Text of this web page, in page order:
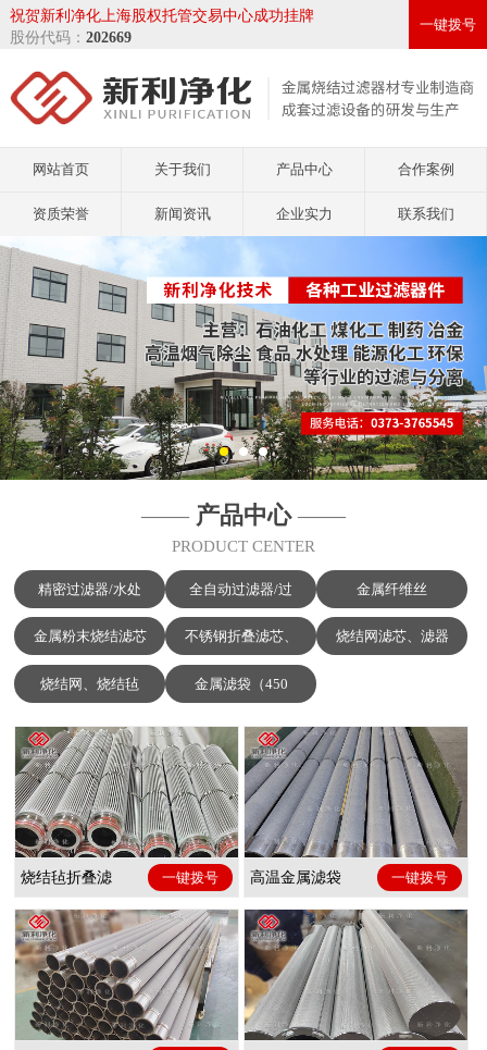
祝贺新利净化上海股权托管交易中心成功挂牌
股份代码： 202669
一键拨号
网站首页 关于我们 产品中心 合作案例
资质荣誉 新闻资讯 企业实力 联系我们
—— 产品中心——
PRODUCT CENTER
精密过滤器/水处 全自动过滤器/过 金属纤维丝
金属粉末烧结滤芯 不锈钢折叠滤芯、 烧结网滤芯、滤器
烧结网、烧结毡 金属滤袋（450
烧结毡折叠滤 一键拨号 高温金属滤袋 一键拨号